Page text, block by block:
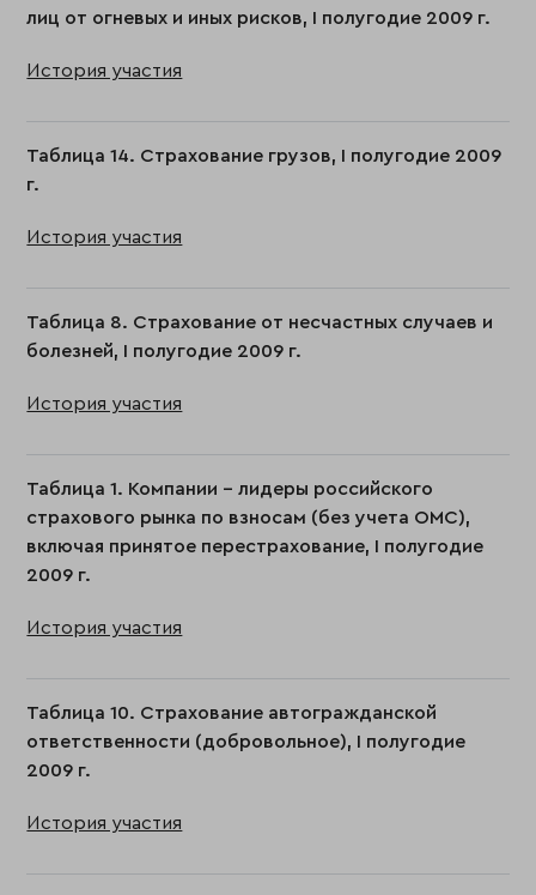
лиц от огневых и иных рисков, I полугодие 2009 г.
История участия
Таблица 14. Страхование грузов, I полугодие 2009
г.
История участия
Таблица 8. Страхование от несчастных случаев и
болезней, I полугодие 2009 г.
История участия
Таблица 1. Компании - лидеры российского
страхового рынка по взносам (без учета ОМС),
включая принятое перестрахование, I полугодие
2009 г.
История участия
Таблица 10. Страхование автогражданской
ответственности (добровольное), I полугодие
2009 г.
История участия